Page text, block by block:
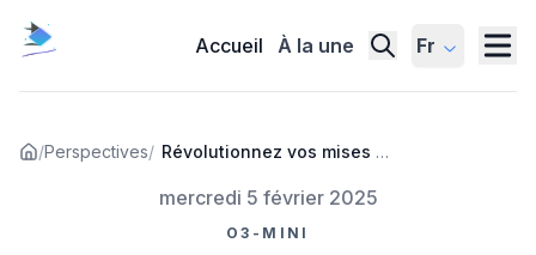
Accueil À la une Fr
/Perspectives/ Révolutionnez vos mises à
mini de ChatGPT : L’avenir
du développement
mercredi 5 février 2025
O3-MINI